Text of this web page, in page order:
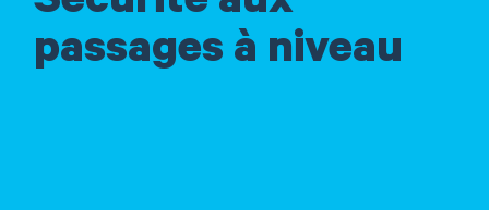
passages à niveau